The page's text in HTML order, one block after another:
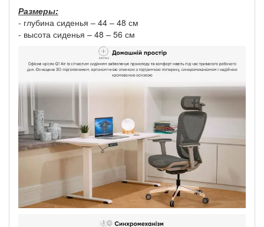
Размеры:
- глубина сиденья – 44 – 48 см
- высота сиденья – 48 – 56 см